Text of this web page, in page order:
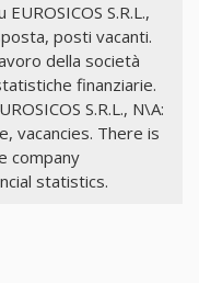
S.R.L.,
posti vacanti.
della società
finanziarie.
S.R.L., N\A:
vacancies. There is
company
statistics.